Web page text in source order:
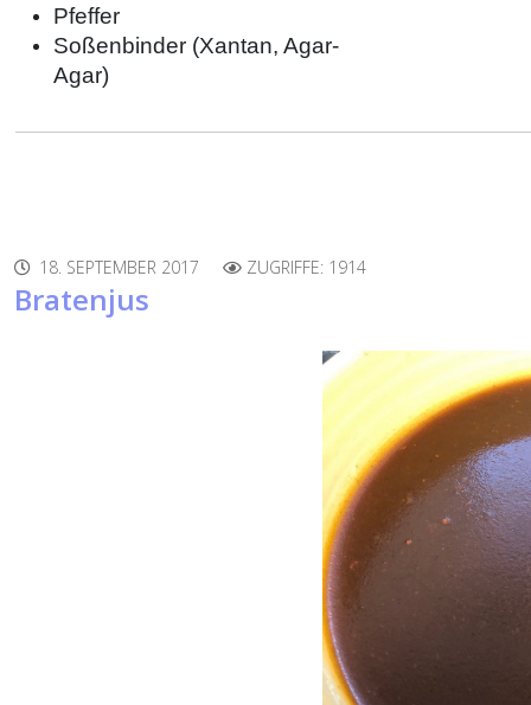
Pfeffer
Soßenbinder (Xantan, Agar-
Agar)
18. SEPTEMBER 2017 ZUGRIFFE: 1914
Bratenjus